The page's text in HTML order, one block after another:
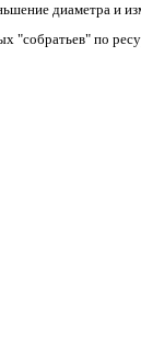
диаметра и
"собратьев" по